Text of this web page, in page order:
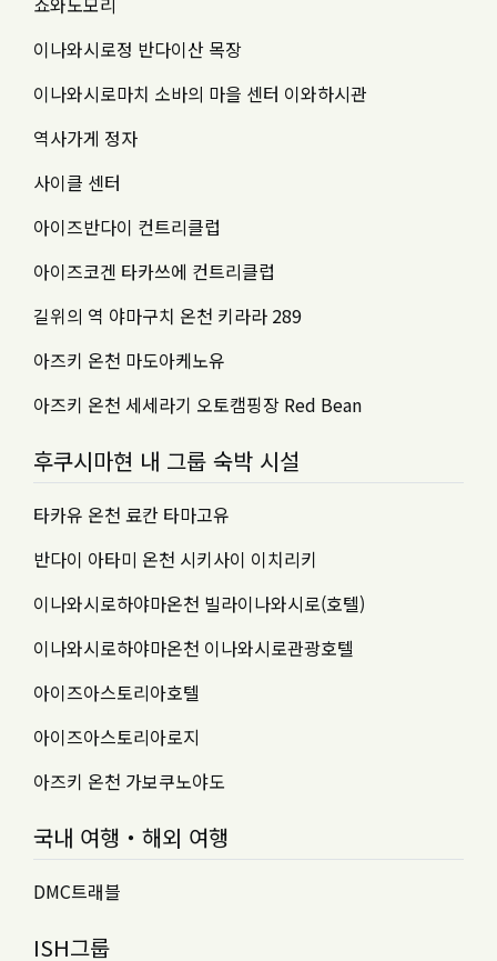
이나와시로정 반다이산 목장
이나와시로마치 소바의 마을 센터 이와하시관
역사가게 정자
사이클 센터
아이즈반다이 컨트리클럽
아이즈코겐 타카쓰에 컨트리클럽
길위의 역 야마구치 온천 키라라 289
아즈키 온천 마도아케노유
아즈키 온천 세세라기 오토캠핑장 Red Bean
후쿠시마현 내 그룹 숙박 시설
타카유 온천 료칸 타마고유
반다이 아타미 온천 시키사이 이치리키
이나와시로하야마온천 빌라이나와시로(호텔)
이나와시로하야마온천 이나와시로관광호텔
아이즈아스토리아호텔
아이즈아스토리아로지
아즈키 온천 가보쿠노야도
국내 여행・해외 여행
DMC트래블
ISH그룹